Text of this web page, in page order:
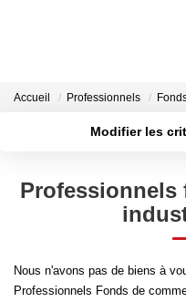
Découvrez
Confiez-Nous La
Estimer
Accueil Professionnels
Modifier les
Type de bien
Professionnels
Nous n'avons pas de biens à
Professionnels Fonds de